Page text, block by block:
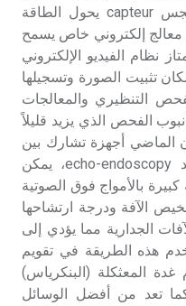
charge-couple-device. يعتمد مبدأ هذه التقنية على استخدام مجس capteur يحول الطاقة
معالج إلكتروني خاص يسمح
نظام الفيديو الإلكتروني
تثبيت الصورة وتسجيلها
التنظيري والمعالجات
الفحص الذي يزيد قليلاً
الماضي أجهزة تشارك بين
مسبار لأمواج تخطيط الصدى وجهاز تنظير داخلي في آن واحد echo-endoscopy، يمكن
بالأمواج فوق الصوتية
الآفة ودرجة ارتشاحها
الجدارية مما يؤدي إلى
هذه الطريقة في تقويم
المعثكلة (البنكرياس)
تعد من أفضل الوسائل